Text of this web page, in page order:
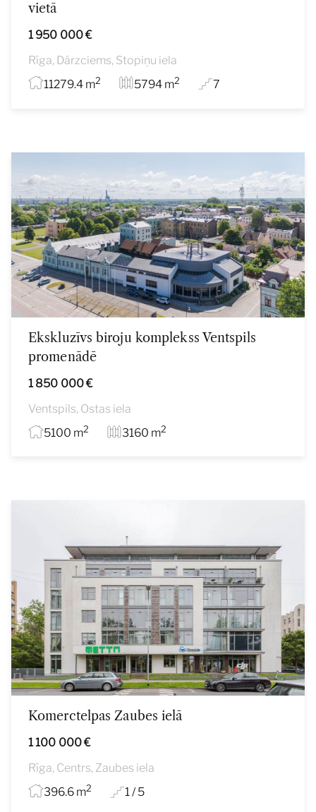
vietā
1 950 000 €
Rīga, Dārzciems, Stopiņu iela
11279.4 m2 5794 m2 7
Ekskluzīvs biroju komplekss Ventspils
promenādē
1 850 000 €
Ventspils, Ostas iela
5100 m2 3160 m2
Komerctelpas Zaubes ielā
1 100 000 €
Rīga, Centrs, Zaubes iela
396.6 m2 1 / 5